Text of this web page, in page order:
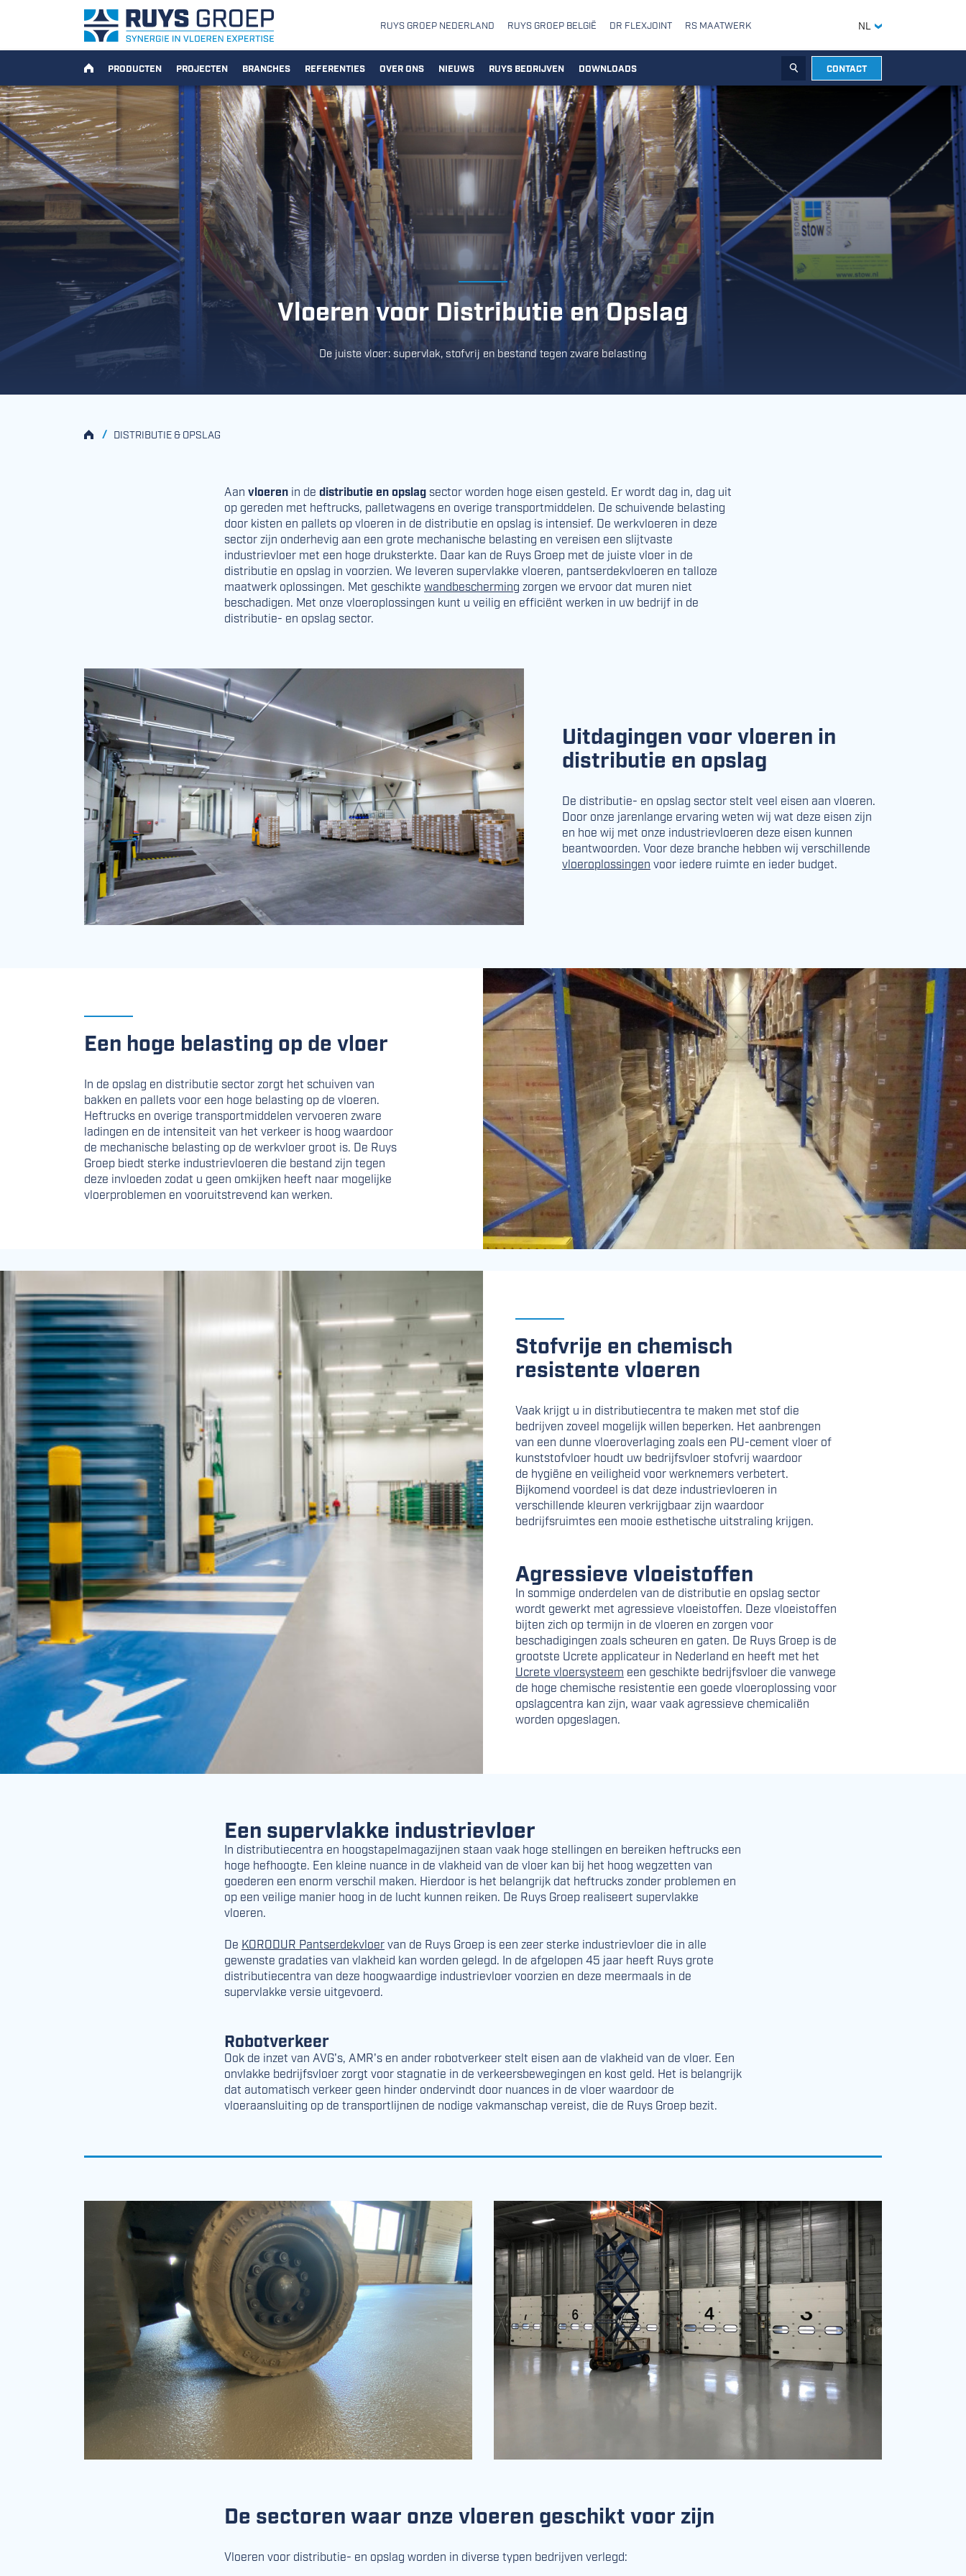
Ruys Groep
RUYS GROEP NEDERLAND RUYS GROEP BELGIË DR FLEXJOINT RS MAATWERK NL
HOMEPRODUCTEN PROJECTEN BRANCHES REFERENTIES OVER ONS NIEUWS RUYS BEDRIJVEN DOWNLOADS ZOEKENCONTACT
Vloeren voor Distributie en Opslag
De juiste vloer: supervlak, stofvrij en bestand tegen zware belasting
HOMEDISTRIBUTIE & OPSLAG
/
Aan vloeren in de distributie en opslag sector worden hoge eisen gesteld. Er wordt dag in, dag uit
op gereden met heftrucks, palletwagens en overige transportmiddelen. De schuivende belasting
door kisten en pallets op vloeren in de distributie en opslag is intensief. De werkvloeren in deze
sector zijn onderhevig aan een grote mechanische belasting en vereisen een slijtvaste
industrievloer met een hoge druksterkte. Daar kan de Ruys Groep met de juiste vloer in de
distributie en opslag in voorzien. We leveren supervlakke vloeren, pantserdekvloeren en talloze
maatwerk oplossingen. Met geschikte wandbescherming zorgen we ervoor dat muren niet
beschadigen. Met onze vloeroplossingen kunt u veilig en efficiënt werken in uw bedrijf in de
distributie- en opslag sector.
Uitdagingen voor vloeren in
distributie en opslag
De distributie- en opslag sector stelt veel eisen aan vloeren.
Door onze jarenlange ervaring weten wij wat deze eisen zijn
en hoe wij met onze industrievloeren deze eisen kunnen
beantwoorden. Voor deze branche hebben wij verschillende
vloeroplossingen voor iedere ruimte en ieder budget.
Een hoge belasting op de vloer
In de opslag en distributie sector zorgt het schuiven van
bakken en pallets voor een hoge belasting op de vloeren.
Heftrucks en overige transportmiddelen vervoeren zware
ladingen en de intensiteit van het verkeer is hoog waardoor
de mechanische belasting op de werkvloer groot is. De Ruys
Groep biedt sterke industrievloeren die bestand zijn tegen
deze invloeden zodat u geen omkijken heeft naar mogelijke
vloerproblemen en vooruitstrevend kan werken.
Stofvrije en chemisch
resistente vloeren
Vaak krijgt u in distributiecentra te maken met stof die
bedrijven zoveel mogelijk willen beperken. Het aanbrengen
van een dunne vloeroverlaging zoals een PU-cement vloer of
kunststofvloer houdt uw bedrijfsvloer stofvrij waardoor
de hygiëne en veiligheid voor werknemers verbetert.
Bijkomend voordeel is dat deze industrievloeren in
verschillende kleuren verkrijgbaar zijn waardoor
bedrijfsruimtes een mooie esthetische uitstraling krijgen.
Agressieve vloeistoffen
In sommige onderdelen van de distributie en opslag sector
wordt gewerkt met agressieve vloeistoffen. Deze vloeistoffen
bijten zich op termijn in de vloeren en zorgen voor
beschadigingen zoals scheuren en gaten. De Ruys Groep is de
grootste Ucrete applicateur in Nederland en heeft met het
Ucrete vloersysteem een geschikte bedrijfsvloer die vanwege
de hoge chemische resistentie een goede vloeroplossing voor
opslagcentra kan zijn, waar vaak agressieve chemicaliën
worden opgeslagen.
Een supervlakke industrievloer
In distributiecentra en hoogstapelmagazijnen staan vaak hoge stellingen en bereiken heftrucks een
hoge hefhoogte. Een kleine nuance in de vlakheid van de vloer kan bij het hoog wegzetten van
goederen een enorm verschil maken. Hierdoor is het belangrijk dat heftrucks zonder problemen en
op een veilige manier hoog in de lucht kunnen reiken. De Ruys Groep realiseert supervlakke
vloeren.
De KORODUR Pantserdekvloer van de Ruys Groep is een zeer sterke industrievloer die in alle
gewenste gradaties van vlakheid kan worden gelegd. In de afgelopen 45 jaar heeft Ruys grote
distributiecentra van deze hoogwaardige industrievloer voorzien en deze meermaals in de
supervlakke versie uitgevoerd.
Robotverkeer
Ook de inzet van AVG's, AMR's en ander robotverkeer stelt eisen aan de vlakheid van de vloer. Een
onvlakke bedrijfsvloer zorgt voor stagnatie in de verkeersbewegingen en kost geld. Het is belangrijk
dat automatisch verkeer geen hinder ondervindt door nuances in de vloer waardoor de
vloeraansluiting op de transportlijnen de nodige vakmanschap vereist, die de Ruys Groep bezit.
De sectoren waar onze vloeren geschikt voor zijn
Vloeren voor distributie- en opslag worden in diverse typen bedrijven verlegd: